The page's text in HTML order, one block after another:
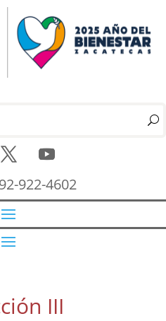
922-4602
III